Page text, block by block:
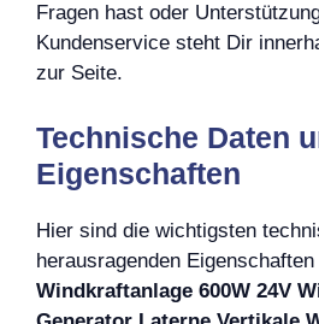
Fragen hast oder
Kundenservice steht Dir
zur Seite.
Technische Daten
Eigenschaften
Hier sind die wichtigsten
herausragenden Eigenschaften
Windkraftanlage 600W 24V